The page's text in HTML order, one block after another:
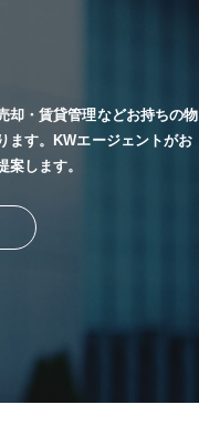
却・賃貸管理などお持ちの物
ます。KWエージェントがお
します。